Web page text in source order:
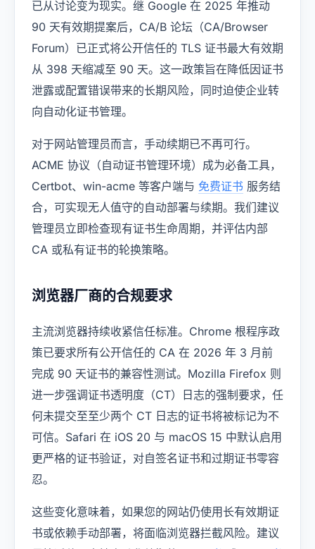
已从讨论变为现实。继 Google 在 2025 年推动
90 天有效期提案后，CA/B 论坛（CA/Browser
Forum）已正式将公开信任的 TLS 证书最大有效期
从 398 天缩减至 90 天。这一政策旨在降低因证书
泄露或配置错误带来的长期风险，同时迫使企业转
向自动化证书管理。
对于网站管理员而言，手动续期已不再可行。
ACME 协议（自动证书管理环境）成为必备工具，
Certbot、win-acme 等客户端与 免费证书 服务结
合，可实现无人值守的自动部署与续期。我们建议
管理员立即检查现有证书生命周期，并评估内部
CA 或私有证书的轮换策略。
浏览器厂商的合规要求
主流浏览器持续收紧信任标准。Chrome 根程序政
策已要求所有公开信任的 CA 在 2026 年 3 月前
完成 90 天证书的兼容性测试。Mozilla Firefox 则
进一步强调证书透明度（CT）日志的强制要求，任
何未提交至至少两个 CT 日志的证书将被标记为不
可信。Safari 在 iOS 20 与 macOS 15 中默认启用
更严格的证书验证，对自签名证书和过期证书零容
忍。
这些变化意味着，如果您的网站仍使用长有效期证
书或依赖手动部署，将面临浏览器拦截风险。建议